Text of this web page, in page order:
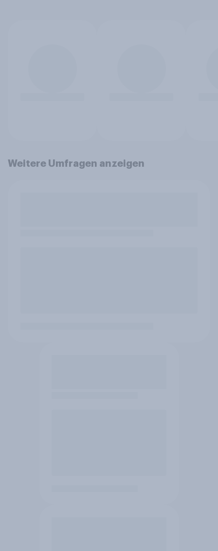
Weitere Umfragen anzeigen